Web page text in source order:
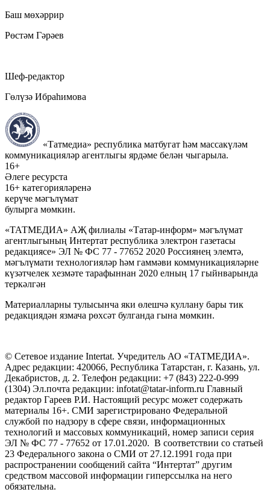
Баш мөхәррир
Рөстәм Гәрәев
Шеф-редактор
Гөлүзә Ибраһимова
«Татмедиа» республика матбугат һәм массакүләм
коммуникацияләр агентлыгы ярдәме белән чыгарыла.
16+
Әлеге ресурста
16+ категорияләренә
керүче мәгълүмат
булырга мөмкин.
«ТАТМЕДИА» АҖ филиалы «Татар-информ» мәгълүмат
агентлыгының Интертат республика электрон газетасы
редакциясе» ЭЛ № ФС 77 - 77652 2020 Россиянең элемтә,
мәгълүмати технологияләр һәм гаммәви коммуникацияләрне
күзәтчелек хезмәте тарафыннан 2020 елның 17 гыйнварында
теркәлгән
Материалларны тулысынча яки өлешчә куллану бары тик
редакциядән язмача рөхсәт булганда гына мөмкин.
© Сетевое издание Intertat. Учредитель АО «ТАТМЕДИА».
Адрес редакции: 420066, Республика Татарстан, г. Казань, ул.
Декабристов, д. 2. Телефон редакции: +7 (843) 222-0-999
(1304) Эл.почта редакции: infotat@tatar-inform.ru Главный
редактор Гареев Р.И. Настоящий ресурс может содержать
материалы 16+. СМИ зарегистрировано Федеральной
службой по надзору в сфере связи, информационных
технологий и массовых коммуникаций, номер записи серия
ЭЛ № ФС 77 - 77652 от 17.01.2020. В соответствии со статьей
23 Федерального закона о СМИ от 27.12.1991 года при
распространении сообщений сайта “Интертат” другим
средством массовой информации гиперссылка на него
обязательна.